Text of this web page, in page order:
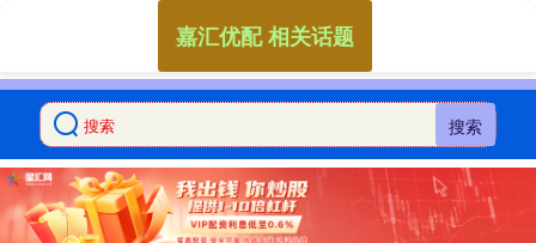
搜索
嘉汇优配 相关话题